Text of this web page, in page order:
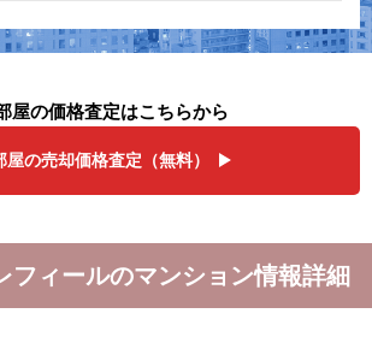
屋の価格査定はこちらから
屋の売却価格査定（無料）
フィールのマンション情報詳細